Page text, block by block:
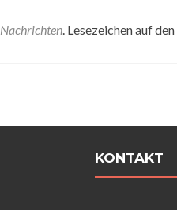
Nachrichten. Lesezeichen auf den
KONTAKT